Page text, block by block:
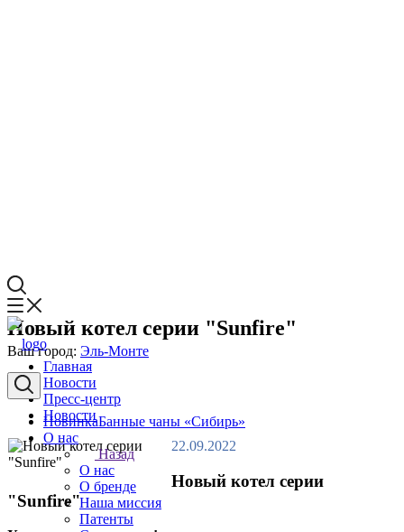
НовинкаБанные чаны «Сибирь»
О нас
Назад
О нас
О бренде
Наша миссия
Патенты
Ваш город: Эль-Монте
Новый котел серии "Sunfire"
Главная
Новости
Пресс-центр
Новости
22.09.2022
Новый котел серии
"Sunfire"